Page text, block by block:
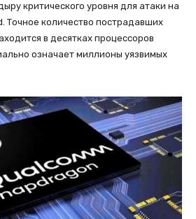
критического уровня для атаки на
Точное количество пострадавших
в десятках процессоров
означает миллионы уязвимых